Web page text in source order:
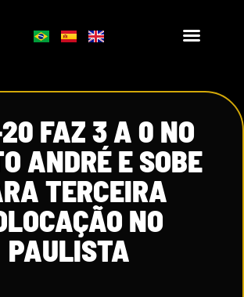
FAZ 3 A 0 NO
ANDRÉ E SOBE
TERCEIRA
NO
PAULISTA